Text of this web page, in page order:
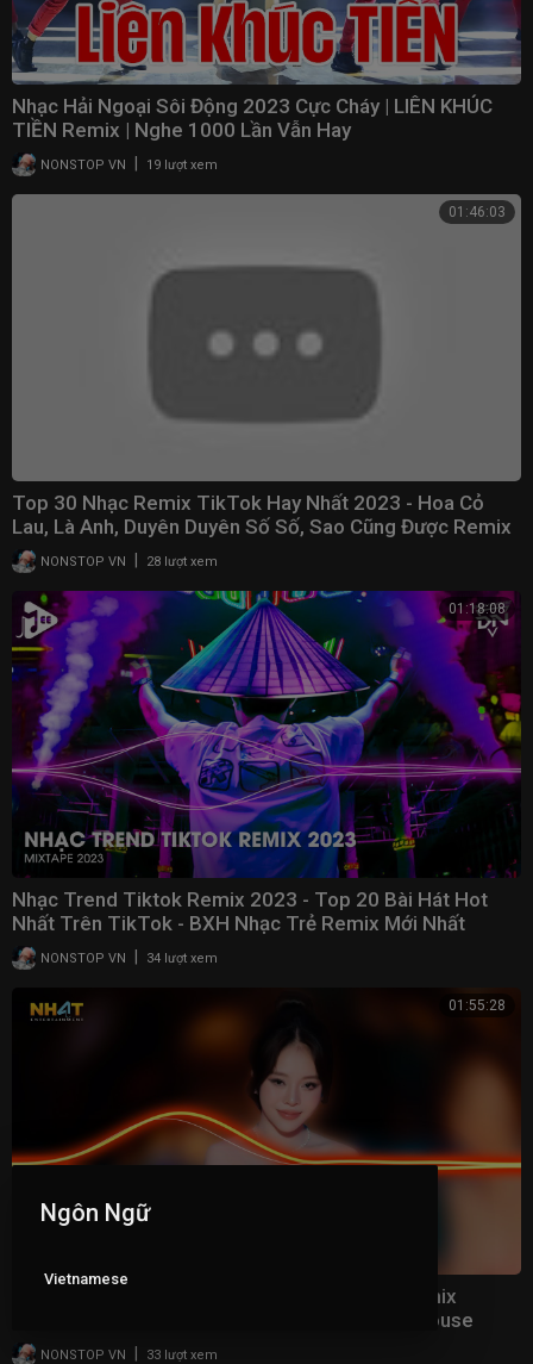
Nhạc Hải Ngoại Sôi Động 2023 Cực Cháy | LIÊN KHÚC
TIỀN Remix | Nghe 1000 Lần Vẫn Hay
NONSTOP VN 19 lượt xem
01:46:03
Top 30 Nhạc Remix TikTok Hay Nhất 2023 - Hoa Cỏ
Lau, Là Anh, Duyên Duyên Số Số, Sao Cũng Được Remix
NONSTOP VN 28 lượt xem
01:18:08
Nhạc Trend Tiktok Remix 2023 - Top 20 Bài Hát Hot
Nhất Trên TikTok - BXH Nhạc Trẻ Remix Mới Nhất
NONSTOP VN 34 lượt xem
01:55:28
Trách Duyên Trách Phận Remix - Nhạc Trẻ Remix
Vinahouse Hay Nhất Hiện Nay - Nonstop Vinahouse
2023NONSTOP VN 33 lượt xem
Ngôn Ngữ
Vietnamese